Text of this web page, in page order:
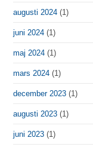
augusti 2024 (1)
juni 2024 (1)
maj 2024 (1)
mars 2024 (1)
december 2023 (1)
augusti 2023 (1)
juni 2023 (1)